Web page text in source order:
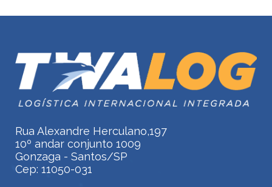
Rua Alexandre Herculano,197
10º andar conjunto 1009
Gonzaga - Santos/SP
Cep: 11050-031